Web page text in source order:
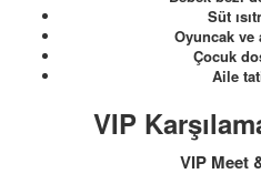
Süt
Oyuncak ve
Çocuk
Aile
VIP
VIP Meet